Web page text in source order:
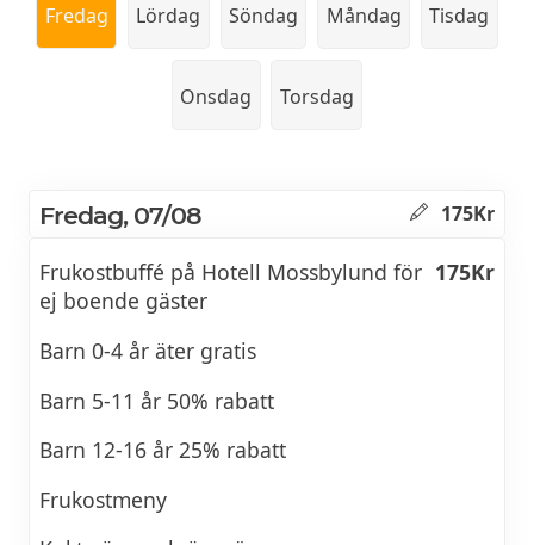
Fredag Lördag Söndag Måndag Tisdag
Onsdag Torsdag
Fredag, 07/08 175Kr
Frukostbuffé på Hotell Mossbylund för
ej boende gäster
175Kr
Barn 0-4 år äter gratis
Barn 5-11 år 50% rabatt
Barn 12-16 år 25% rabatt
Frukostmeny